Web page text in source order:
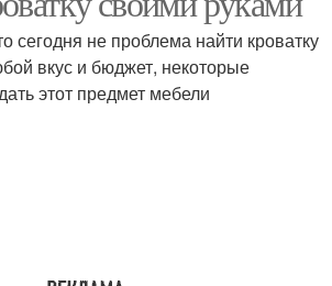
сегодня не проблема найти кроватку
вкус и бюджет, некоторые
этот предмет мебели